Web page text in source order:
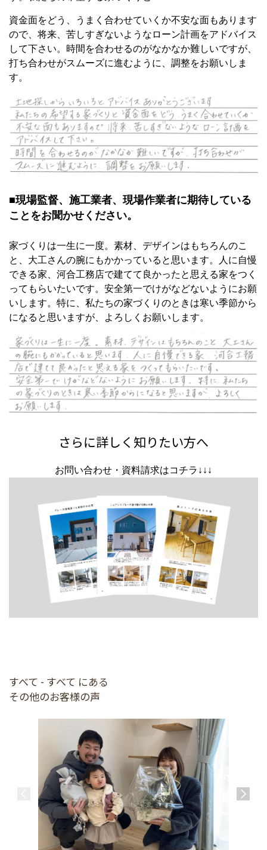
資金面をどう、うまく合わせていくか不安な面もあります
ので、将来、苦しすぎないようなローン計画をアドバイス
して下さい。時間を合わせるのがなかなか難しいですが、
打ち合わせがスムーズに進むように、調整をお願いしま
す。
■現場監督、施工業者、現場作業者に期待している
ことをお聞かせください。
家づくりは一生に一度。素材、デザインはもちろんのこ
と、大工さんの腕にもかかっていると思います。人に自慢
できる家、河合工務店で建てて良かったと思える家をつく
ってもらいたいです。安全第一でけがなどないようにお願
いします。特に、私たちの家づくりのときは寒い季節から
になると思いますが、よろしくお願いします。
さらに詳しく知りたい方へ
お問い合わせ・資料請求はコチラ↓↓↓
すべて - すべて にある
その他のお客様の声